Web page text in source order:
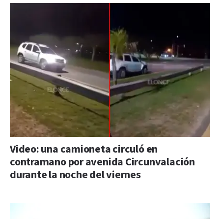
Video: una camioneta circuló en
contramano por avenida Circunvalación
durante la noche del viernes